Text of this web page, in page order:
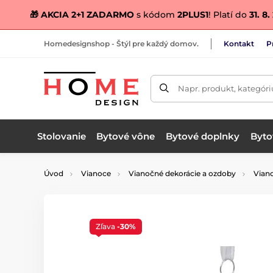
🎁 AKCIA 2+1 ZADARMO s kódom 2PLUS1! Platí do 31.
Homedesignshop - Štýl pre každý domov. Kontakt
Napr. produkt,
Stolovanie Bytové vône Bytové doplnky
Úvod Vianoce Vianočné dekorácie a ozdoby
Zľava -30%